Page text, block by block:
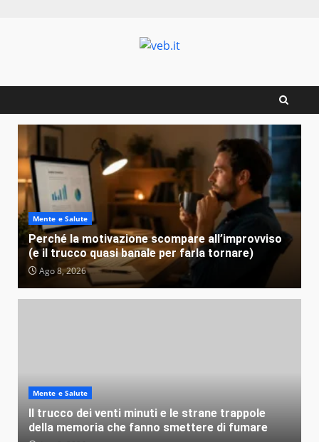
Mente e Salute
Perché la motivazione scompare all’improvviso
(e il trucco quasi banale per farla tornare)
Ago 8, 2026
Mente e Salute
Il trucco dei venti minuti e le strane trappole
della memoria che fanno smettere di fumare